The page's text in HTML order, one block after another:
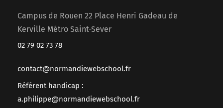
Campus de Rouen 22 Place Henri Gadeau de
Kerville Métro Saint-Sever
02 79 02 73 78
contact@normandiewebschool.fr
Référent handicap :
a.philippe@normandiewebschool.fr